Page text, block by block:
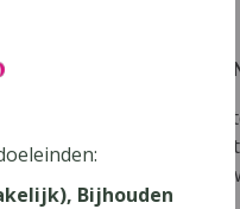
Bijhouden